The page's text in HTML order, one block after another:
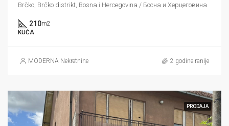
Brčko, Brčko distrikt, Bosna i Hercegovina / Босна и Херцеговина
210m2
KUĆA
MODERNA Nekretnine 2 godine ranije
PRODAJA